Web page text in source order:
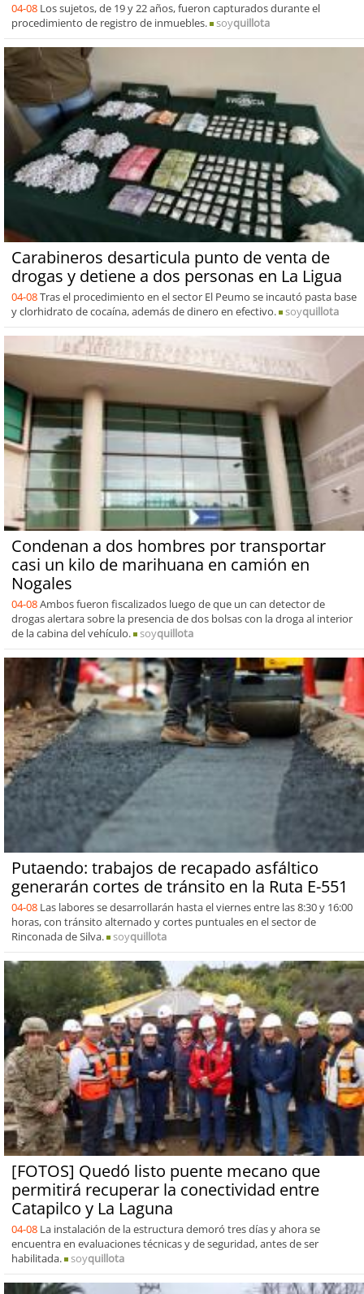
04-08 Los sujetos, de 19 y 22 años, fueron capturados durante el
procedimiento de registro de inmuebles.
soyquillota
Carabineros desarticula punto de venta de
drogas y detiene a dos personas en La Ligua
04-08Tras el procedimiento en el sector El Peumo se incautó pasta base
y clorhidrato de cocaína, además de dinero en efectivo.
soyquillota
Condenan a dos hombres por transportar
casi un kilo de marihuana en camión en
Nogales
04-08Ambos fueron fiscalizados luego de que un can detector de
drogas alertara sobre la presencia de dos bolsas con la droga al interior
de la cabina del vehículo.
soyquillota
Putaendo: trabajos de recapado asfáltico
generarán cortes de tránsito en la Ruta E-551
04-08 Las labores se desarrollarán hasta el viernes entre las 8:30 y 16:00
horas, con tránsito alternado y cortes puntuales en el sector de
Rinconada de Silva.
soyquillota
[FOTOS] Quedó listo puente mecano que
permitirá recuperar la conectividad entre
Catapilco y La Laguna
04-08 La instalación de la estructura demoró tres días y ahora se
encuentra en evaluaciones técnicas y de seguridad, antes de ser
habilitada.
soyquillota